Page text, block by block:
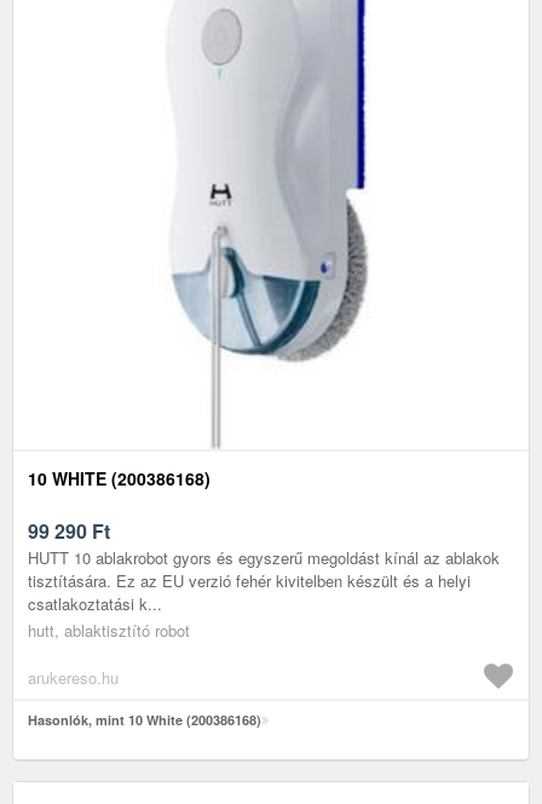
10 WHITE (200386168)
99 290 Ft
HUTT 10 ablakrobot gyors és egyszerű megoldást kínál az ablakok
tisztítására. Ez az EU verzió fehér kivitelben készült és a helyi
csatlakoztatási k...
hutt, ablaktisztító robot
arukereso.hu
Hasonlók, mint 10 White (200386168)